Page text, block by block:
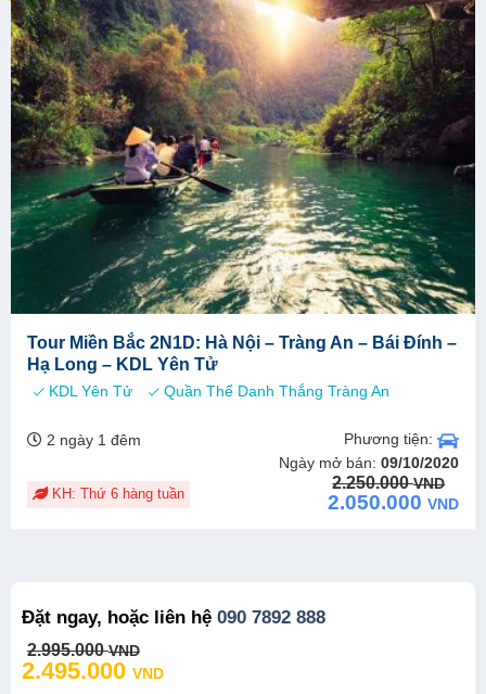
Đặt ngay, hoặc liên hệ 090 7892 888
2.995.000VND
Original
price
was:
2.495.000 VND
Current
price
is:
Tour Miền Bắc 2N1D: Hà Nội – Tràng An – Bái Đính –
Hạ Long – KDL Yên Tử
KDL Yên Tử Quần Thể Danh Thắng Tràng An
2 ngày 1 đêm
Phương tiện:
Ngày mở bán:09/10/2020
KH: Thứ 6 hàng tuần
2.250.000VND
Original
price
was:
2.050.000VND
Current
price
is: